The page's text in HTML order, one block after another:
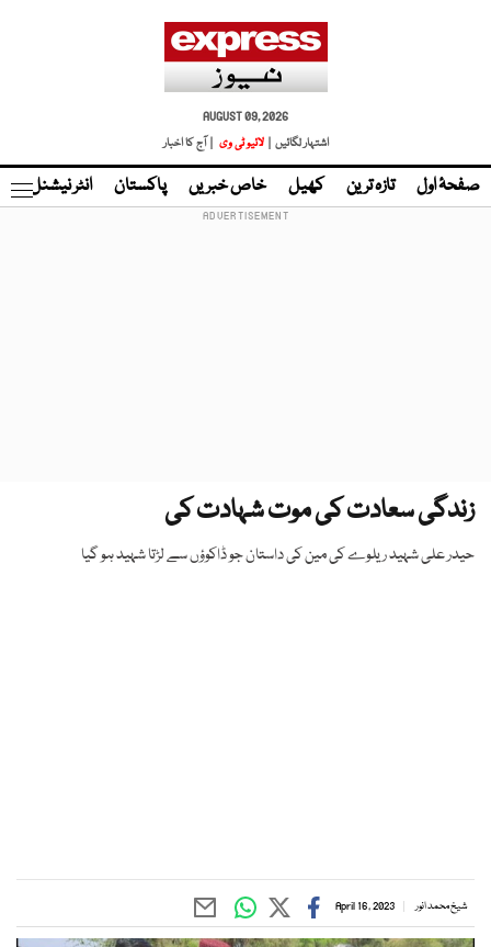
AUGUST 09, 2026
اشتہار لگائیں |
لائیو ٹی وی | آج کا اخبار
صفحۂ اول تازہ ترین کھیل خاص خبریں پاکستان انٹر نیشنل
زندگی سعادت کی موت شہادت کی
حیدر علی شہید ریلوے کی مین کی داستان جو ڈاکوؤں سے لڑتا شہید ہو گیا
شیخ محمد انور April 16, 2023